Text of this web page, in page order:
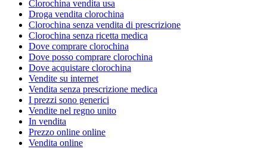
Clorochina vendita usa
Droga vendita clorochina
Clorochina senza vendita di prescrizione
Clorochina senza ricetta medica
Dove comprare clorochina
Dove posso comprare clorochina
Dove acquistare clorochina
Vendite su internet
Vendita senza prescrizione medica
I prezzi sono generici
Vendite nel regno unito
In vendita
Prezzo online online
Vendita online